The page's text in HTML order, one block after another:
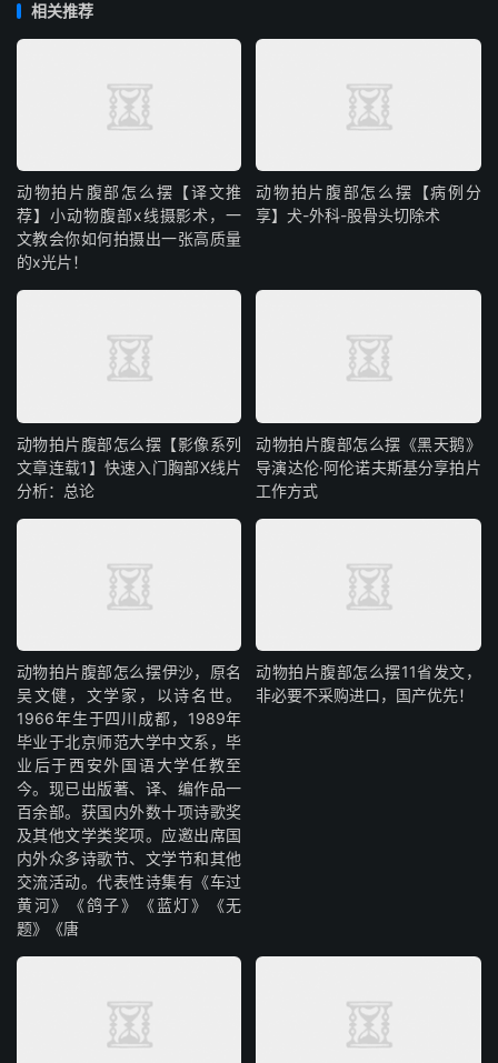
相关推荐
动物拍片腹部怎么摆【译文推
荐】小动物腹部x线摄影术，一
文教会你如何拍摄出一张高质量
的x光片！
动物拍片腹部怎么摆【病例分
享】犬-外科-股骨头切除术
动物拍片腹部怎么摆【影像系列
文章连载1】快速入门胸部X线片
分析：总论
动物拍片腹部怎么摆《黑天鹅》
导演达伦·阿伦诺夫斯基分享拍片
工作方式
动物拍片腹部怎么摆​伊沙，原名
吴文健，文学家，以诗名世。
1966年生于四川成都，1989年
毕业于北京师范大学中文系，毕
业后于西安外国语大学任教至
今。现已出版著、译、编作品一
百余部。获国内外数十项诗歌奖
及其他文学类奖项。应邀出席国
内外众多诗歌节、文学节和其他
交流活动。代表性诗集有《车过
黄河》《鸽子》《蓝灯》《无
题》《唐
动物拍片腹部怎么摆11省发文，
非必要不采购进口，国产优先！